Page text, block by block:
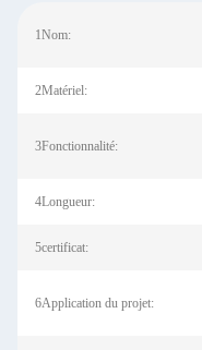
1Nom:
2Matériel:
3Fonctionnalité:
4Longueur:
5certificat:
6Application du projet: